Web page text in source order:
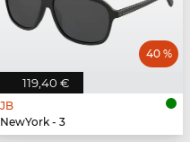
119,40 €
40 %
JB
NewYork - 3